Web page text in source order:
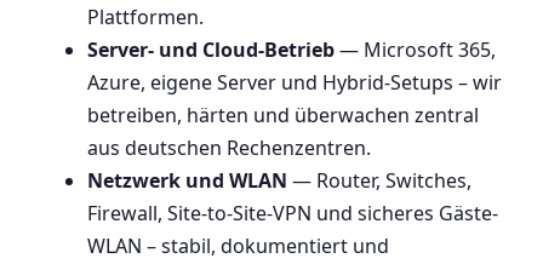
Plattformen.
Server- und Cloud-Betrieb— Microsoft 365,
Azure, eigene Server und Hybrid-Setups – wir
betreiben, härten und überwachen zentral
aus deutschen Rechenzentren.
Netzwerk und WLAN — Router, Switches,
Firewall, Site-to-Site-VPN und sicheres Gäste-
WLAN – stabil, dokumentiert und